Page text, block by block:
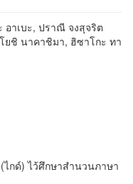
อาเบะ, ปราณี จงสุจริต
ยชิ นาคาชิมา, ฮิซาโกะ ทา
กด์) ไว้ศึกษาสำนวนภาษา